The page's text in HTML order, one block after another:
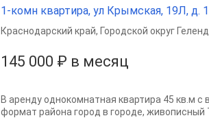
1-комн квартира, ул Крымская, 19Л, д.
145 000 ₽ в месяц
Краснодарский край, Городской округ
В аренду однокомнатная квартира 45 кв.м
формат района город в городе,